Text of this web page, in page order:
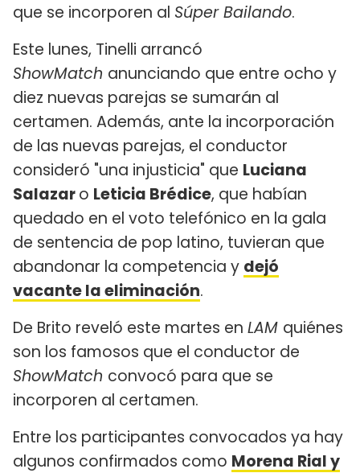
que se incorporen al Súper Bailando.
Este lunes, Tinelli arrancó
ShowMatch anunciando que entre ocho y
diez nuevas parejas se sumarán al
certamen. Además, ante la incorporación
de las nuevas parejas, el conductor
consideró "una injusticia" que Luciana
Salazaro Leticia Brédice, que habían
quedado en el voto telefónico en la gala
de sentencia de pop latino, tuvieran que
abandonar la competencia y dejó
vacante la eliminación.
De Brito reveló este martes en LAM quiénes
son los famosos que el conductor de
ShowMatch convocó para que se
incorporen al certamen.
Entre los participantes convocados ya hay
algunos confirmados como Morena Rial y